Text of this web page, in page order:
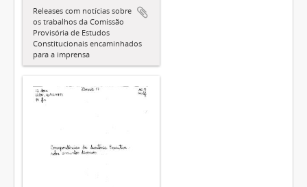
Releases com notícias sobre
os trabalhos da Comissão
Provisória de Estudos
Constitucionais encaminhados
para a imprensa